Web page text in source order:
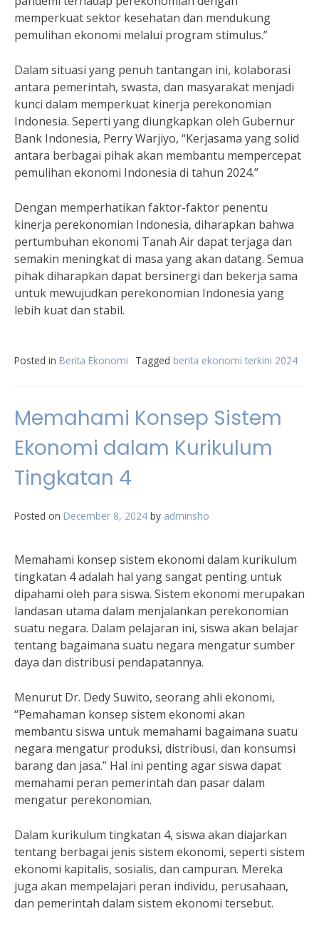
memperkuat sektor kesehatan dan mendukung
pemulihan ekonomi melalui program stimulus.”
Dalam situasi yang penuh tantangan ini, kolaborasi
antara pemerintah, swasta, dan masyarakat menjadi
kunci dalam memperkuat kinerja perekonomian
Indonesia. Seperti yang diungkapkan oleh Gubernur
Bank Indonesia, Perry Warjiyo, “Kerjasama yang solid
antara berbagai pihak akan membantu mempercepat
pemulihan ekonomi Indonesia di tahun 2024.”
Dengan memperhatikan faktor-faktor penentu
kinerja perekonomian Indonesia, diharapkan bahwa
pertumbuhan ekonomi Tanah Air dapat terjaga dan
semakin meningkat di masa yang akan datang. Semua
pihak diharapkan dapat bersinergi dan bekerja sama
untuk mewujudkan perekonomian Indonesia yang
lebih kuat dan stabil.
Posted in Berita Ekonomi Tagged berita ekonomi terkini 2024
Memahami Konsep Sistem
Ekonomi dalam Kurikulum
Tingkatan 4
Posted on December 8, 2024 by adminsho
Memahami konsep sistem ekonomi dalam kurikulum
tingkatan 4 adalah hal yang sangat penting untuk
dipahami oleh para siswa. Sistem ekonomi merupakan
landasan utama dalam menjalankan perekonomian
suatu negara. Dalam pelajaran ini, siswa akan belajar
tentang bagaimana suatu negara mengatur sumber
daya dan distribusi pendapatannya.
Menurut Dr. Dedy Suwito, seorang ahli ekonomi,
“Pemahaman konsep sistem ekonomi akan
membantu siswa untuk memahami bagaimana suatu
negara mengatur produksi, distribusi, dan konsumsi
barang dan jasa.” Hal ini penting agar siswa dapat
memahami peran pemerintah dan pasar dalam
mengatur perekonomian.
Dalam kurikulum tingkatan 4, siswa akan diajarkan
tentang berbagai jenis sistem ekonomi, seperti sistem
ekonomi kapitalis, sosialis, dan campuran. Mereka
juga akan mempelajari peran individu, perusahaan,
dan pemerintah dalam sistem ekonomi tersebut.